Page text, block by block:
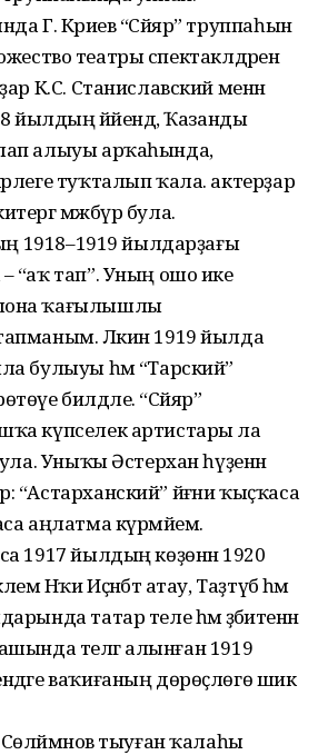
Г. Кәриев “Сәйяр” труппаһын
театры спектаклдәренә
К.С. Станиславский менән
йылдың йәйендә, Ҡазанды
алыуы арҡаһында,
туҡталып ҡала. актерҙар
мәжбүр була.
1918–1919 йылдарҙағы
“аҡ тап”. Уның ошо ике
ҡағылышлы
Ләкин 1919 йылда
булыуы һәм “Тарский”
билдәле. “Сәйяр”
күпселек артистары ла
Уныҡы Әстерхан һүҙенән
йәғни ҡыҫҡаса
аңлатма күрмәйем.
1917 йылдың көҙөнән 1920
Нәҡи Иҫәнбәт атау, Таҙтүбә һәм
татар теле һәм әҙәбиәтенән
телгә алынған 1919
ваҡиғаның дөрөҫлөгө шик
тыуған ҡалаһы